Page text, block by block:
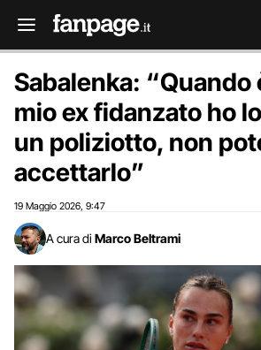
Sabalenka: “Quando
mio ex fidanzato ho
un poliziotto, non
accettarlo”
19 Maggio 2026 9:47
A cura di Marco Beltrami